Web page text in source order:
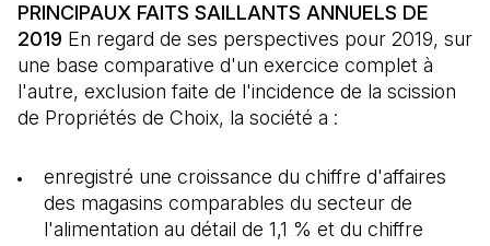
PRINCIPAUX FAITS SAILLANTS ANNUELS DE
2019 En regard de ses perspectives pour 2019, sur
une base comparative d'un exercice complet à
l'autre, exclusion faite de l'incidence de la scission
de Propriétés de Choix, la société a :
enregistré une croissance du chiffre d'affaires
des magasins comparables du secteur de
l'alimentation au détail de 1,1 % et du chiffre